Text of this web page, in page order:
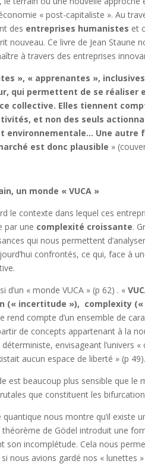
« post-capitaliste ». Au
des entreprises humanistes et
nouveau. Ce livre de Jean Staune
à travers des entreprises
», « apprenantes »,
qui permettent de se réaliser
collective. Elles tiennent
et non des seuls
environnementale… Une autre
est donc plausible »
un monde « VUCA »
le contexte dans lequel ces
par une complexité croissante.
qui nous permettent
confrontés, ce qui, face à
d’un « monde VUCA » (p 62) . «
(« incertitude »), complexity
rend compte d’un ensemble de
de concepts appartenant à la
envisageant l’univers
aucun espace de liberté » (p 49).
est beaucoup plus sensible que le
que constituent les
quantique nous montre qu’il existe
de Gödel introduit une
son incomplétude. Cela nous
nous avions gardé nos « lunettes